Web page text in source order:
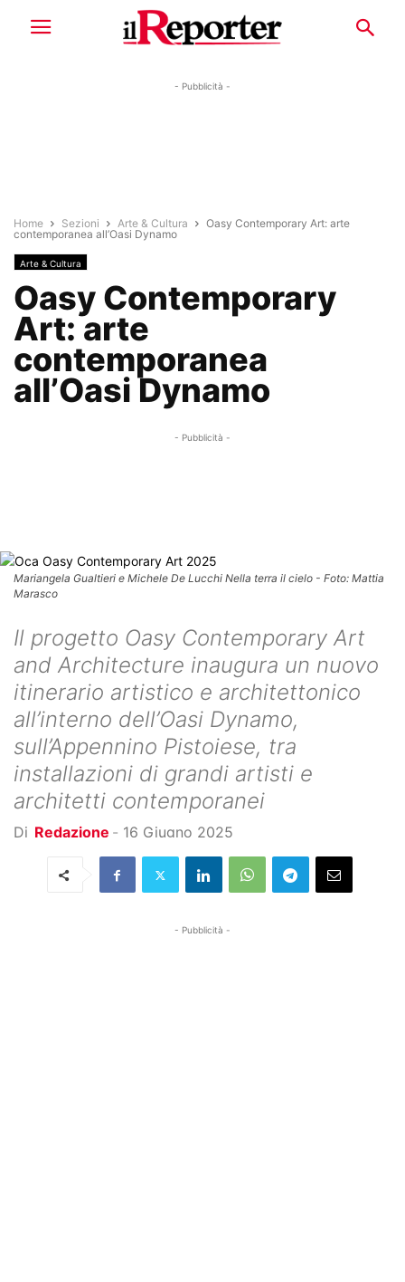
- Pubblicità -
Home Sezioni Arte & Cultura
Oasy Contemporary Art: arte
contemporanea all’Oasi Dynamo
Arte & Cultura
Oasy Contemporary
Art: arte
contemporanea
all’Oasi Dynamo
- Pubblicità -
Mariangela Gualtieri e Michele De Lucchi Nella terra il cielo - Foto: Mattia
Marasco
Il progetto Oasy Contemporary Art
and Architecture inaugura un nuovo
itinerario artistico e architettonico
all’interno dell’Oasi Dynamo,
sull’Appennino Pistoiese, tra
installazioni di grandi artisti e
architetti contemporanei
Di Redazione - 16 Giugno 2025
- Pubblicità -